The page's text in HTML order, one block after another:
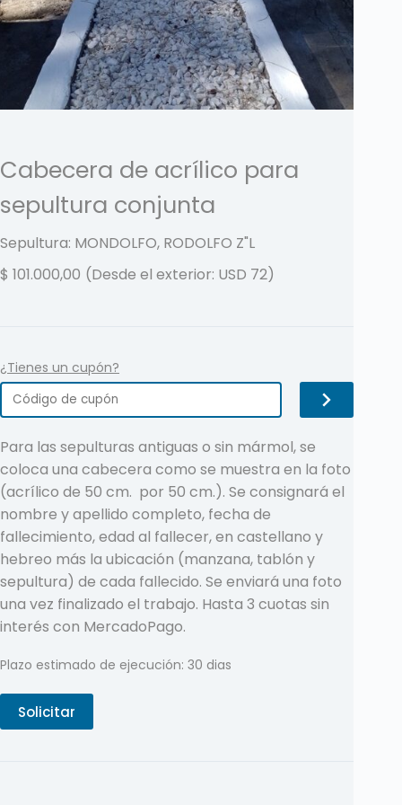
Cabecera de acrílico para
sepultura conjunta
Sepultura: MONDOLFO, RODOLFO Z"L
$ 101.000,00 (Desde el exterior: USD 72)
¿Tienes un cupón?
Para las sepulturas antiguas o sin mármol, se
coloca una cabecera como se muestra en la foto
(acrílico de 50 cm. por 50 cm.). Se consignará el
nombre y apellido completo, fecha de
fallecimiento, edad al fallecer, en castellano y
hebreo más la ubicación (manzana, tablón y
sepultura) de cada fallecido. Se enviará una foto
una vez finalizado el trabajo. Hasta 3 cuotas sin
interés con MercadoPago.
Plazo estimado de ejecución: 30 dias
Solicitar